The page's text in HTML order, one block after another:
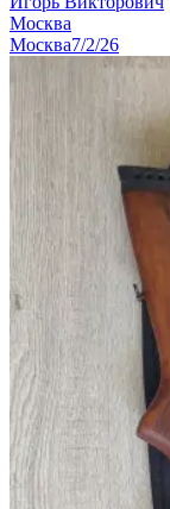
Москва
Москва7/2/26